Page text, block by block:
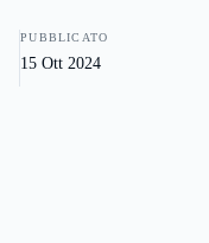
PUBBLICATO
15 Ott 2024